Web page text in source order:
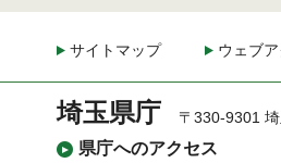
サイトマップ ウェブ
埼玉県庁
県庁へのアクセス
〒330-9301